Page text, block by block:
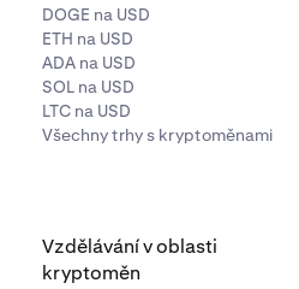
DOGE na USD
ETH na USD
ADA na USD
SOL na USD
LTC na USD
Všechny trhy s kryptoměnami
Vzdělávání v oblasti
kryptoměn